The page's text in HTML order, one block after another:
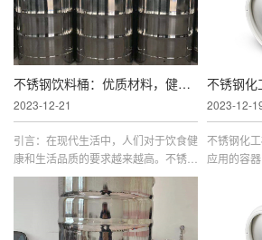
存和运输啤酒的材料。1. 不锈钢啤酒
桶的优势1.1 耐腐蚀性不锈钢具有优越
的耐腐蚀性，这意味着它不容易受到
酸、碱等物质的侵蚀。在啤酒生产中...
业中的重
全和可持
药桶的优
的耐腐蚀
不锈钢饮料桶：优质材料，健康保障
2023-12-21
引言：在现代生活中，人们对于饮食健
康和生活品质的要求越来越高。不锈钢
饮料桶作为一种储存和运输饮料的容
器，在满足人们日常需求的同时，也受
到了广泛关注。本文将深入探讨不锈钢
饮料桶的优势、特性以及其在生活中的
不锈钢化
2023-12-
不锈钢化
应用的容
重要作用
质、制造
讨，以深